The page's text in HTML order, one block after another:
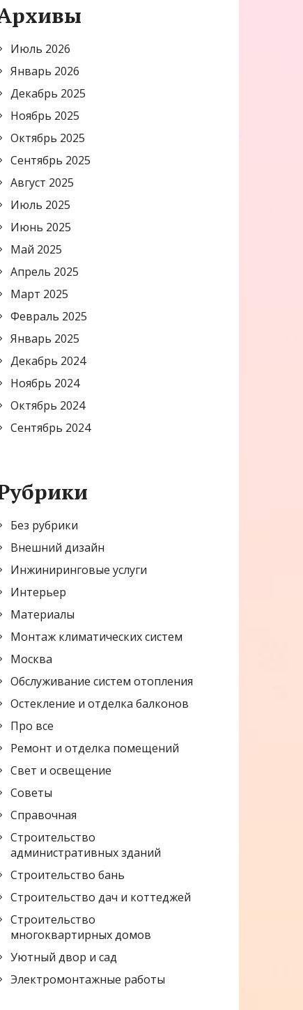
Июль 2026
Январь 2026
Декабрь 2025
Ноябрь 2025
Октябрь 2025
Сентябрь 2025
Август 2025
Июль 2025
Июнь 2025
Май 2025
Апрель 2025
Март 2025
Февраль 2025
Январь 2025
Декабрь 2024
Ноябрь 2024
Октябрь 2024
Сентябрь 2024
Без рубрики
Внешний дизайн
Инжиниринговые услуги
Интерьер
Материалы
Монтаж климатических систем
Москва
Обслуживание систем отопления
Остекление и отделка балконов
Про все
Ремонт и отделка помещений
Свет и освещение
Советы
Справочная
Строительство
административных зданий
Строительство бань
Строительство дач и коттеджей
Строительство
многоквартирных домов
Уютный двор и сад
Электромонтажные работы